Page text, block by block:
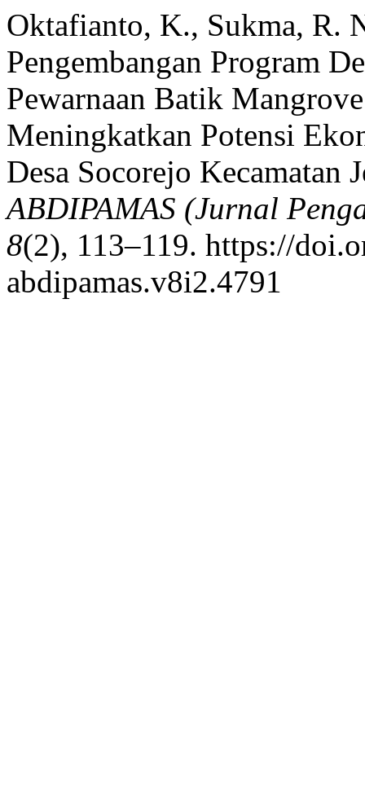
Oktafianto, K., Sukma, R.
Pengembangan Program
Pewarnaan Batik
Meningkatkan Potensi
Desa Socorejo Kecamatan
ABDIPAMAS (Jurnal
8(2), 113–119. https://
abdipamas.v8i2.4791